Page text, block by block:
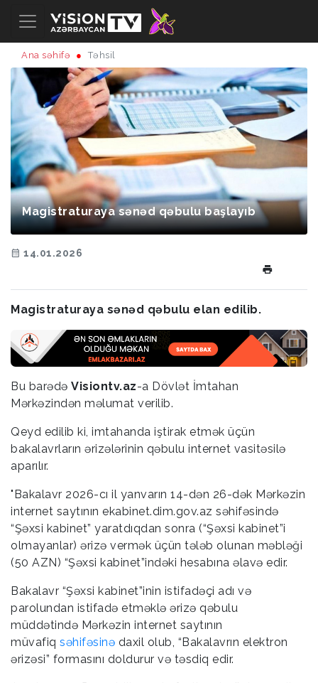
Ana səhifə Təhsil
Magistraturaya sənəd qəbulu başlayıb
14.01.2026
Magistraturaya sənəd qəbulu elan edilib.
Bu barədə Visiontv.az-a Dövlət İmtahan
Mərkəzindən məlumat verilib.
Qeyd edilib ki, imtahanda iştirak etmək üçün
bakalavrların ərizələrinin qəbulu internet vasitəsilə
aparılır.
"Bakalavr 2026-cı il yanvarın 14-dən 26-dək Mərkəzin
internet saytının ekabinet.dim.gov.az səhifəsində
“Şəxsi kabinet” yaratdıqdan sonra (“Şəxsi kabinet”i
olmayanlar) ərizə vermək üçün tələb olunan məbləği
(50 AZN) “Şəxsi kabinet”indəki hesabına əlavə edir.
Bakalavr “Şəxsi kabinet”inin istifadəçi adı və
parolundan istifadə etməklə ərizə qəbulu
müddətində Mərkəzin internet saytının
müvafiq səhifəsinə daxil olub, “Bakalavrın elektron
ərizəsi” formasını doldurur və təsdiq edir.